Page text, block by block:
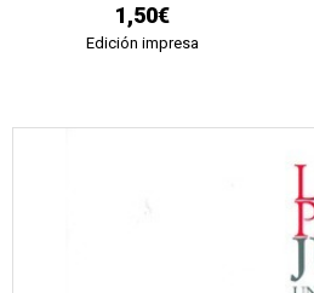
1,50€
Edición impresa